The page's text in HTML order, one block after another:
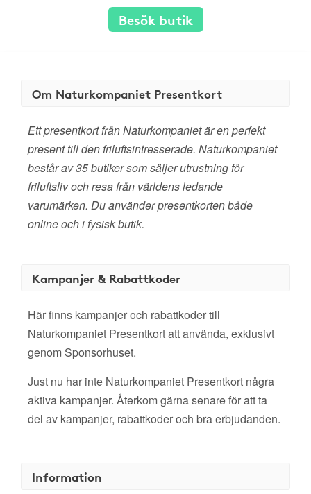
Besök butik
Om Naturkompaniet Presentkort
Ett presentkort från Naturkompaniet är en perfekt
present till den friluftsintresserade. Naturkompaniet
består av 35 butiker som säljer utrustning för
friluftsliv och resa från världens ledande
varumärken. Du använder presentkorten både
online och i fysisk butik.
Kampanjer & Rabattkoder
Här finns kampanjer och rabattkoder till
Naturkompaniet Presentkort att använda, exklusivt
genom Sponsorhuset.
Just nu har inte Naturkompaniet Presentkort några
aktiva kampanjer. Återkom gärna senare för att ta
del av kampanjer, rabattkoder och bra erbjudanden.
Information